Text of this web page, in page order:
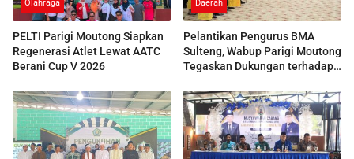
Olahraga
PELTI Parigi Moutong Siapkan
Regenerasi Atlet Lewat AATC
Berani Cup V 2026
Daerah
Pelantikan Pengurus BMA
Sulteng, Wabup Parigi Moutong
Tegaskan Dukungan terhadap